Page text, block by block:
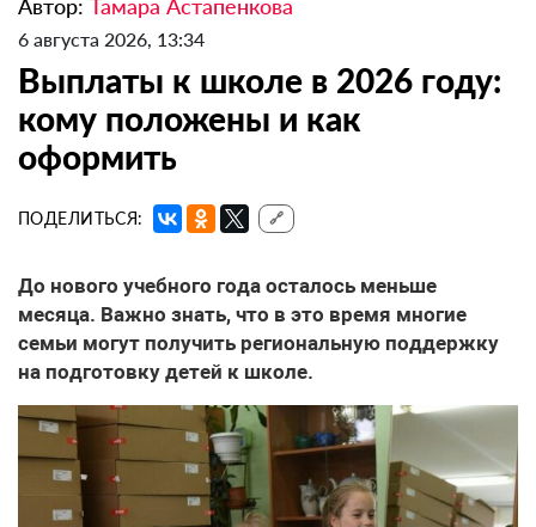
Автор: Тамара Астапенкова
6 августа 2026, 13:34
Выплаты к школе в 2026 году:
кому положены и как
оформить
ПОДЕЛИТЬСЯ: 🔗
До нового учебного года осталось меньше
месяца. Важно знать, что в это время многие
семьи могут получить региональную поддержку
на подготовку детей к школе.